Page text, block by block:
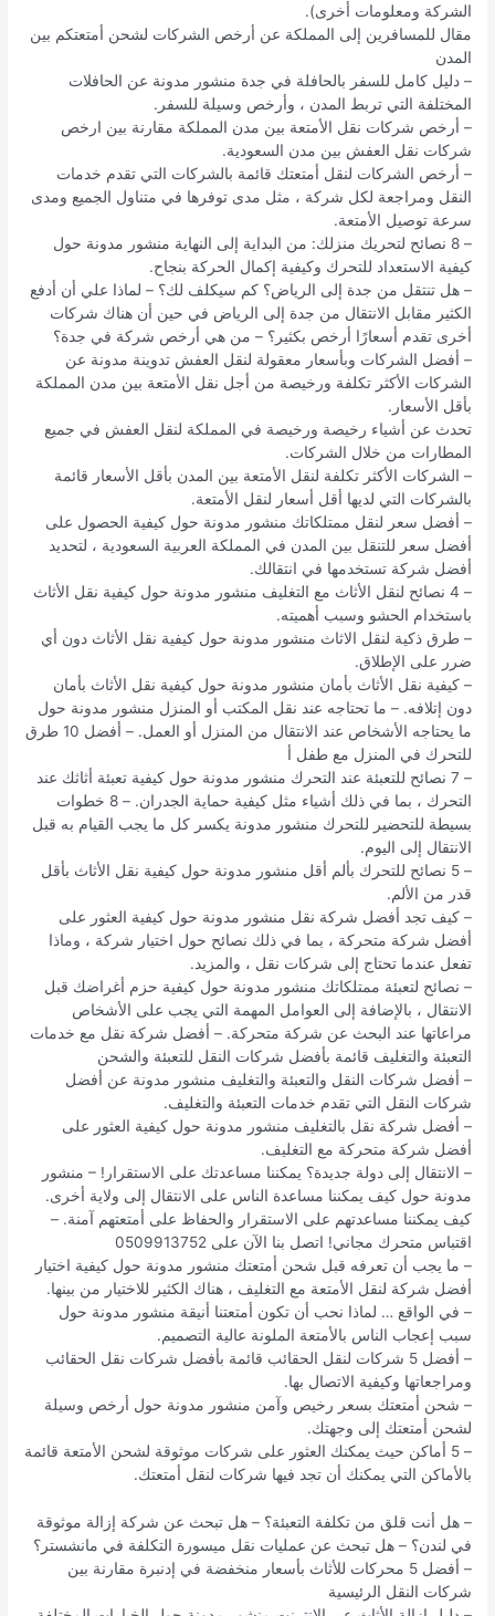
الشركة ومعلومات أخرى).
مقال للمسافرين إلى المملكة عن أرخص الشركات لشحن أمتعتكم بين
المدن
– دليل كامل للسفر بالحافلة في جدة منشور مدونة عن الحافلات
المختلفة التي تربط المدن ، وأرخص وسيلة للسفر.
– أرخص شركات نقل الأمتعة بين مدن المملكة مقارنة بين ارخص
شركات نقل العفش بين مدن السعودية.
– أرخص الشركات لنقل أمتعتك قائمة بالشركات التي تقدم خدمات
النقل ومراجعة لكل شركة ، مثل مدى توفرها في متناول الجميع ومدى
سرعة توصيل الأمتعة.
– 8 نصائح لتحريك منزلك: من البداية إلى النهاية منشور مدونة حول
كيفية الاستعداد للتحرك وكيفية إكمال الحركة بنجاح.
– هل تنتقل من جدة إلى الرياض؟ كم سيكلف لك؟ – لماذا علي أن أدفع
الكثير مقابل الانتقال من جدة إلى الرياض في حين أن هناك شركات
أخرى تقدم أسعارًا أرخص بكثير؟ – من هي أرخص شركة في جدة؟
– أفضل الشركات وبأسعار معقولة لنقل العفش تدوينة مدونة عن
الشركات الأكثر تكلفة ورخيصة من أجل نقل الأمتعة بين مدن المملكة
بأقل الأسعار.
تحدث عن أشياء رخيصة ورخيصة في المملكة لنقل العفش في جميع
المطارات من خلال الشركات.
– الشركات الأكثر تكلفة لنقل الأمتعة بين المدن بأقل الأسعار قائمة
بالشركات التي لديها أقل أسعار لنقل الأمتعة.
– أفضل سعر لنقل ممتلكاتك منشور مدونة حول كيفية الحصول على
أفضل سعر للتنقل بين المدن في المملكة العربية السعودية ، لتحديد
أفضل شركة تستخدمها في انتقالك.
– 4 نصائح لنقل الأثاث مع التغليف منشور مدونة حول كيفية نقل الأثاث
باستخدام الحشو وسبب أهميته.
– طرق ذكية لنقل الاثاث منشور مدونة حول كيفية نقل الأثاث دون أي
ضرر على الإطلاق.
– كيفية نقل الأثاث بأمان منشور مدونة حول كيفية نقل الأثاث بأمان
دون إتلافه. – ما تحتاجه عند نقل المكتب أو المنزل منشور مدونة حول
ما يحتاجه الأشخاص عند الانتقال من المنزل أو العمل. – أفضل 10 طرق
للتحرك في المنزل مع طفل أ
– 7 نصائح للتعبئة عند التحرك منشور مدونة حول كيفية تعبئة أثاثك عند
التحرك ، بما في ذلك أشياء مثل كيفية حماية الجدران. – 8 خطوات
بسيطة للتحضير للتحرك منشور مدونة يكسر كل ما يجب القيام به قبل
الانتقال إلى اليوم.
– 5 نصائح للتحرك بألم أقل منشور مدونة حول كيفية نقل الأثاث بأقل
قدر من الألم.
– كيف تجد أفضل شركة نقل منشور مدونة حول كيفية العثور على
أفضل شركة متحركة ، بما في ذلك نصائح حول اختيار شركة ، وماذا
تفعل عندما تحتاج إلى شركات نقل ، والمزيد.
– نصائح لتعبئة ممتلكاتك منشور مدونة حول كيفية حزم أغراضك قبل
الانتقال ، بالإضافة إلى العوامل المهمة التي يجب على الأشخاص
مراعاتها عند البحث عن شركة متحركة. – أفضل شركة نقل مع خدمات
التعبئة والتغليف قائمة بأفضل شركات النقل للتعبئة والشحن
– أفضل شركات النقل والتعبئة والتغليف منشور مدونة عن أفضل
شركات النقل التي تقدم خدمات التعبئة والتغليف.
– أفضل شركة نقل بالتغليف منشور مدونة حول كيفية العثور على
أفضل شركة متحركة مع التغليف.
– الانتقال إلى دولة جديدة؟ يمكننا مساعدتك على الاستقرار! – منشور
مدونة حول كيف يمكننا مساعدة الناس على الانتقال إلى ولاية أخرى.
كيف يمكننا مساعدتهم على الاستقرار والحفاظ على أمتعتهم آمنة. –
اقتباس متحرك مجاني! اتصل بنا الآن على 0509913752
– ما يجب أن تعرفه قبل شحن أمتعتك منشور مدونة حول كيفية اختيار
أفضل شركة لنقل الأمتعة مع التغليف ، هناك الكثير للاختيار من بينها.
– في الواقع … لماذا نحب أن تكون أمتعتنا أنيقة منشور مدونة حول
سبب إعجاب الناس بالأمتعة الملونة عالية التصميم.
– أفضل 5 شركات لنقل الحقائب قائمة بأفضل شركات نقل الحقائب
ومراجعاتها وكيفية الاتصال بها.
– شحن أمتعتك بسعر رخيص وآمن منشور مدونة حول أرخص وسيلة
لشحن أمتعتك إلى وجهتك.
– 5 أماكن حيث يمكنك العثور على شركات موثوقة لشحن الأمتعة قائمة
بالأماكن التي يمكنك أن تجد فيها شركات لنقل أمتعتك.
– هل أنت قلق من تكلفة التعبئة؟ – هل تبحث عن شركة إزالة موثوقة
في لندن؟ – هل تبحث عن عمليات نقل ميسورة التكلفة في مانشستر؟
– أفضل 5 محركات للأثاث بأسعار منخفضة في إدنبرة مقارنة بين
شركات النقل الرئيسية